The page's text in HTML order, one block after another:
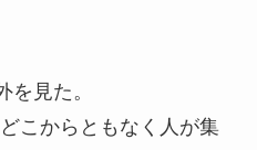
を見た。
こからともなく人が集